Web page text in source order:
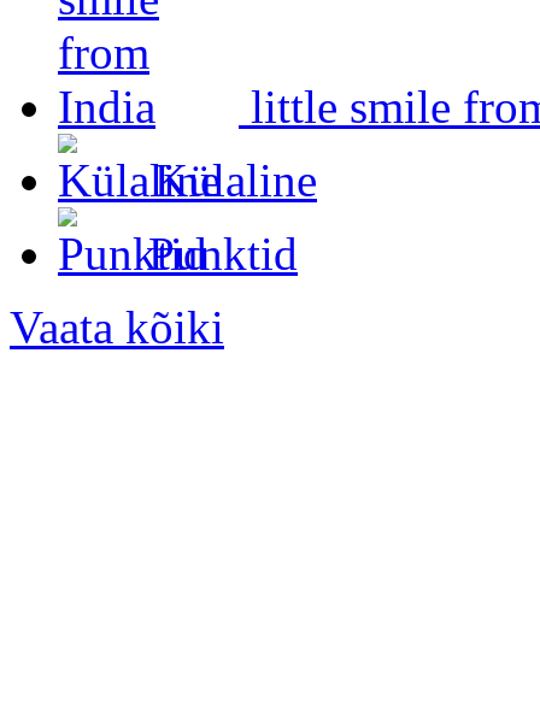
little smile
Külaline
Punktid
Vaata kõiki